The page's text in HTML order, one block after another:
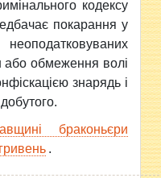
кодексу
покарання у
або обмеження волі
знарядь і
браконьєри
.